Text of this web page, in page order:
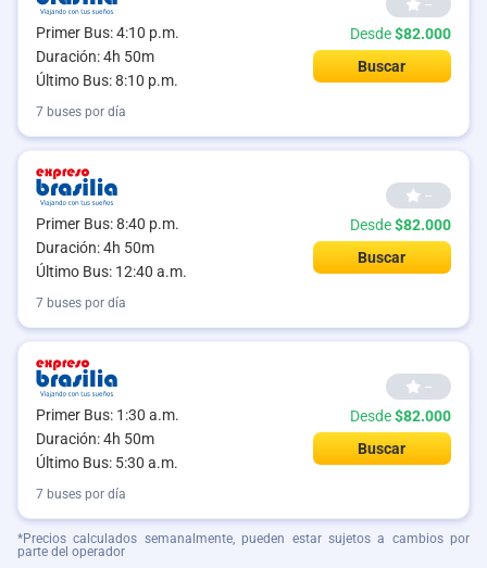
Primer Bus: 4:10 p.m.
Duración: 4h 50m
Último Bus: 8:10 p.m.
--
Desde$82.000
Buscar
7 buses por día
Primer Bus: 8:40 p.m.
Duración: 4h 50m
Último Bus: 12:40 a.m.
--
Desde$82.000
Buscar
7 buses por día
Primer Bus: 1:30 a.m.
Duración: 4h 50m
Último Bus: 5:30 a.m.
--
Desde$82.000
Buscar
7 buses por día
*Precios calculados semanalmente, pueden estar sujetos a cambios por
parte del operador